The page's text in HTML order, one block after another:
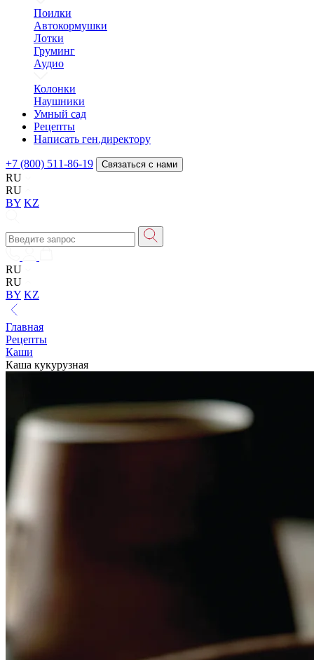
Поилки
Автокормушки
Лотки
Груминг
Аудио
Колонки
Наушники
Умный сад
Рецепты
Написать ген.директору
+7 (800) 511-86-19 Связаться с нами
RU
RU
BY KZ
RU
RU
BY KZ
Главная
Рецепты
Каши
Каша кукурузная